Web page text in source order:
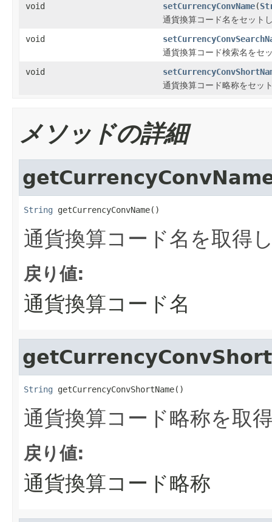
void
setCurrencyConvName(
通貨換算コード名をセット
void
通貨換算コード検索名をセ
void
通貨換算コード略称をセッ
メソッドの詳細
String getCurrencyConvName()
通貨換算コード名を取得
戻り値:
通貨換算コード名
String getCurrencyConvShortName()
通貨換算コード略称を取
戻り値:
通貨換算コード略称